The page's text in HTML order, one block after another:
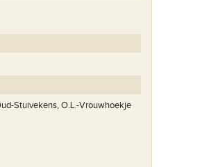
Stuivekens, O.L.-Vrouwhoekje